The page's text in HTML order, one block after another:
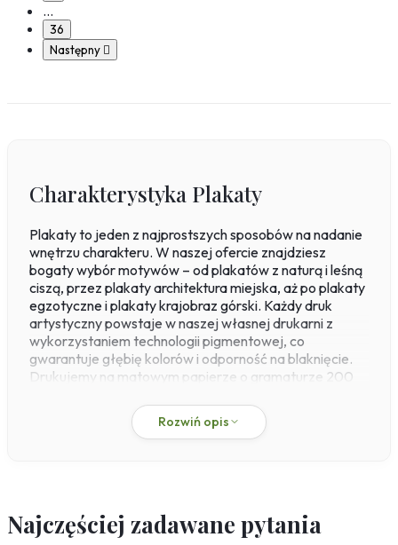
…
36
Następny 
Charakterystyka Plakaty
Plakaty to jeden z najprostszych sposobów na nadanie
wnętrzu charakteru. W naszej ofercie znajdziesz
bogaty wybór motywów – od plakatów z naturą i leśną
ciszą, przez plakaty architektura miejska, aż po plakaty
egzotyczne i plakaty krajobraz górski. Każdy druk
artystyczny powstaje w naszej własnej drukarni z
wykorzystaniem technologii pigmentowej, co
gwarantuje głębię kolorów i odporność na blaknięcie.
Drukujemy na matowym papierze o gramaturze 200
zależności od wybranego motywu, plakaty dostępne są
w standardowych wymiarach, a także z możliwością
tym miejscu doskonale sprawdzą się
plakaty do
salonu– zarówno w wersji minimalistycznej, jak i
Rozwiń opis
Najczęściej zadawane pytania